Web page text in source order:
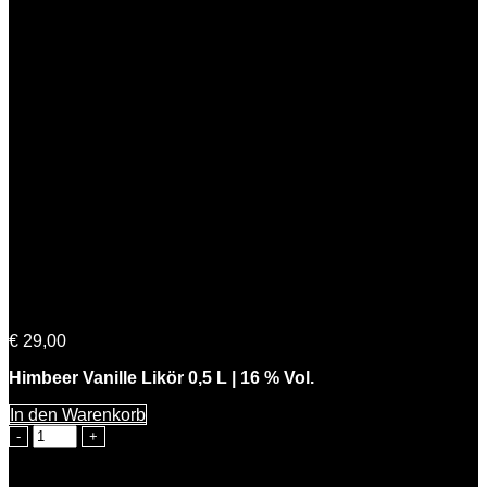
€ 29,00
Himbeer Vanille Likör 0,5 L | 16 % Vol.
In den Warenkorb
Himmlische
Beerta